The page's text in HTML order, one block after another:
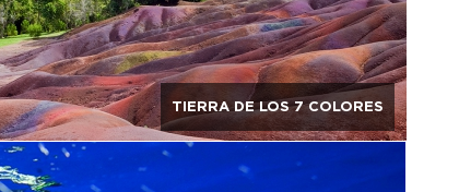
TIERRA DE LOS 7 COLORES